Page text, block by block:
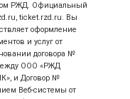
РЖД. Официальный
ticket.rzd.ru. Вы
оформление
и услуг от
договора №
ООО «РЖД
и Договор №
Веб-системы от